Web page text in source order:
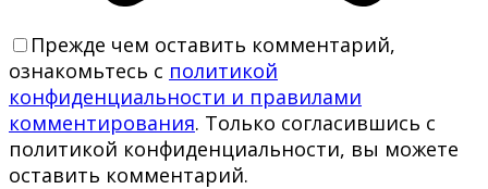
Прежде чем оставить комментарий,
ознакомьтесь с политикой
конфиденциальности и правилами
комментирования. Только согласившись с
политикой конфиденциальности, вы можете
оставить комментарий.